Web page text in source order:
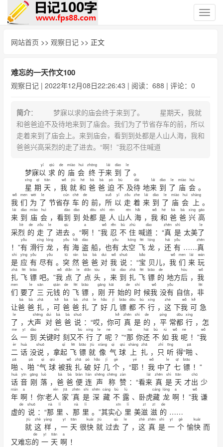
切
换
网站首页 >> 观察日记 >> 正文
难忘的一天作文100
观察日记 | 2022年12月08日22:26:43 | 阅读：688 | 评论：0
简介： 梦寐以求的庙会终于来到了。 星期天，我就
和爸爸迫不及待地来到了庙会。我们为了节省存车的前，所以
走着来到了庙会上。来到庙会，看到到处都是人山人海，我和
爸爸兴高采烈的走了进去。“啊！”我忍不住喊道
梦寐以
yǐ
求
qiú
的
de
庙
miào
会
huì
终
zhōng
于来
lái
到
dào
了
le
。
星
xīng
期
qī
天
tiān
， 我
wǒ
就
jiù
和
hé
爸
bà
爸
bà
迫
pò
不
bù
及待
dài
地来
lái
到
dào
了
le
庙
miào
会
huì
。
我
wǒ
们
men
为
wèi
了
le
节省存
cún
车
chē
的
de
前， 所
suǒ
以
yǐ
走
zǒu
着
zhe
来
lái
到
dào
了
le
庙
miào
会
huì
上
shàng
。
来
lái
到
dào
庙
miào
会
huì
，看到
dào
到
dào
处都
dōu
是
shì
人
rén
山人
rén
海
hǎi
， 我
wǒ
和
hé
爸
bà
爸
bà
兴
xìng
高
gāo
采烈
liè
的
de
走
zǒu
了
le
进去
qù
。“啊
a
！”我
wǒ
忍
rěn
不
bù
住
zhù
喊道
dào
：“真
zhēn
是
shì
太美了
le
！”有
yǒu
滑行
xíng
龙
lóng
， 有
yǒu
海
hǎi
盗
dào
船，也有
yǒu
太空
kōng
飞
fēi
龙
lóng
， 还
hái
有
yǒu
……真
zhēn
是
shì
应
yīng
有
yǒu
尽有
yǒu
。 突
tū
然
rán
爸
bà
爸
bà
对
duì
我
wǒ
说
shuō
：“宝
bǎo
贝儿， 我
wǒ
们
men
来
lái
玩
wán
扎
zhā
飞
fēi
镖
biāo
吧。”我
wǒ
点
diǎn
了
le
点
diǎn
头
tóu
， 来
lái
到
dào
扎
zhā
飞
fēi
镖
biāo
的
de
地方后
hòu
， 我
wǒ
们
men
要了
le
三
sān
元钱
qián
的
de
飞
fēi
镖
biāo
， 刚
gāng
开
kāi
始的
de
时
shí
候我
wǒ
没有
yǒu
自信， 非
fēi
让爸
bà
爸
bà
扎
zhā
， 可
kě
爸
bà
爸
bà
扎
zhā
了
le
好
hǎo
几
jǐ
镖
biāo
都
dōu
不
bù
行
xíng
， 这
zhè
下我
wǒ
可
kě
急
了
le
，大声
shēng
对
duì
爸
bà
爸
bà
说
shuō
：“哎，你可
kě
真
zhēn
是
shì
的
de
， 平
píng
常都
dōu
行
xíng
，怎
么
me
一
yī
到
dào
关键时
shí
刻又不
bù
行
xíng
了
le
呢
ne
？”“那
nà
你还
hái
不
bù
如
rú
我
wǒ
呢
ne
！”我
wǒ
二
èr
话
huà
没说
shuō
，拿起
qǐ
飞
fēi
镖
biāo
就
jiù
像
xiàng
气
qì
球
qiú
上
shàng
扎
zhā
， 只
zhǐ
听
tīng
得“啪
pā
、
啪
pā
、 啪
pā
”气
qì
球
qiú
被我
wǒ
扎
zhā
破
pò
好
hǎo
几
jǐ
个
gè
，“耶
yé
！ 我
wǒ
中了
le
七
qī
镖
biāo
！”
话
huà
音
yīn
刚
gāng
落
luò
， 爸
bà
爸
bà
便
biàn
连
lián
声
shēng
称
chēng
赞
zàn
：“看来
lái
真
zhēn
是
shì
天
tiān
才出
chū
少
年
nián
啊
a
！你‘老人
rén
家
jiā
’真
zhēn
是
shì
深
shēn
藏
cáng
不
bù
露
lù
、卧虎藏
cáng
龙
lóng
啊
a
！”我
wǒ
谦
虚的
de
说
shuō
：“那
nà
里
lǐ
、 那
nà
里
lǐ
。”其实心
xīn
里
lǐ
美滋
zī
滋
zī
的
de
……
就
jiù
这
zhè
样
yàng
， 一
yī
天
tiān
很快
kuài
就
jiù
过去
qù
了
le
， 这
zhè
真
zhēn
是
shì
一
yī
个
gè
愉快
kuài
而
又难忘的
de
一
yī
天
tiān
啊
a
！